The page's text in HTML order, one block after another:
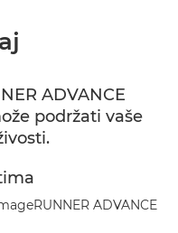
ADVANCE
podržati vaše
ADVANCE